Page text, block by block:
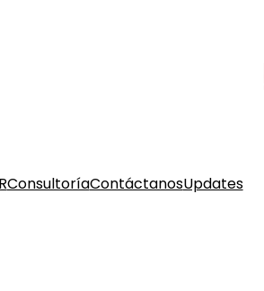
ConsultoríaContáctanosUpdates